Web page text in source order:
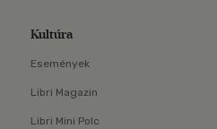
Kultúra
Események
Libri Magazin
Libri Mini Polc